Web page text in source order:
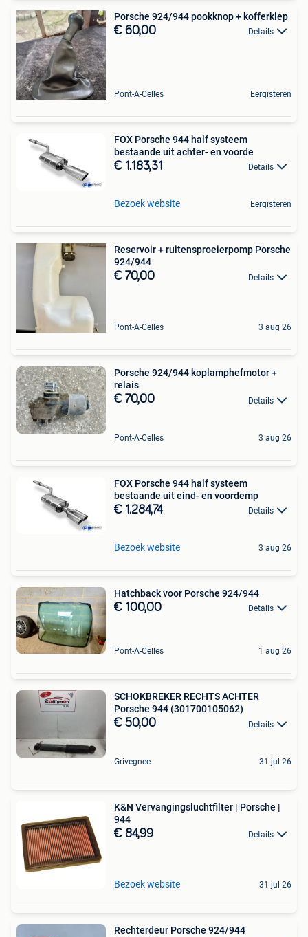
Porsche 924/944 pookknop + kofferklep
€ 60,00 Details
Pont-A-Celles Eergisteren
FOX Porsche 944 half systeem
bestaande uit achter- en voorde
€ 1.183,31 Details
Bezoek website Eergisteren
Reservoir + ruitensproeierpomp Porsche
924/944
€ 70,00 Details
Pont-A-Celles 3 aug 26
Porsche 924/944 koplamphefmotor +
relais
€ 70,00 Details
Pont-A-Celles 3 aug 26
FOX Porsche 944 half systeem
bestaande uit eind- en voordemp
€ 1.284,74 Details
Bezoek website 3 aug 26
Hatchback voor Porsche 924/944
€ 100,00 Details
Pont-A-Celles 1 aug 26
SCHOKBREKER RECHTS ACHTER
Porsche 944 (301700105062)
€ 50,00 Details
Grivegnee 31 jul 26
K&N Vervangingsluchtfilter | Porsche |
944
€ 84,99 Details
Bezoek website 31 jul 26
Rechterdeur Porsche 924/944